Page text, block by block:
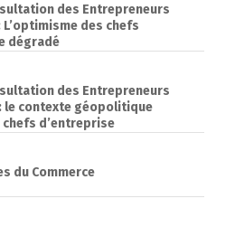
des Entrepreneurs
L’optimisme des chefs
dégradé
des Entrepreneurs
: le contexte géopolitique
d’entreprise
du Commerce